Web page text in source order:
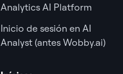
Analytics AI Platform
Inicio de sesión en AI
Analyst (antes Wobby.ai)